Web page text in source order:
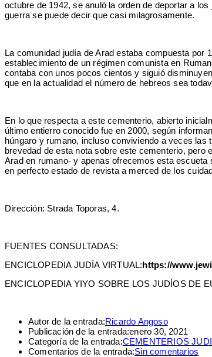
octubre de 1942, se anuló la orden de deportar a
guerra se puede decir que casi milagrosamente.
La comunidad judía de Arad estaba compuesta por
establecimiento de un régimen comunista en
contaba con unos pocos cientos y siguió
que en la actualidad el número de hebreos sea
En lo que respecta a este cementerio, abierto
último entierro conocido fue en 2000, según
húngaro y rumano, incluso conviviendo a veces las
brevedad de esta nota sobre este cementerio,
Arad en rumano- y apenas ofrecemos esta
en perfecto estado de revista a merced de los
Dirección: Strada Toporas, 4.
FUENTES CONSULTADAS:
ENCICLOPEDIA JUDÍA VIRTUAL:https://
ENCICLOPEDIA YIYO SOBRE LOS JUDÍOS DE
Autor de la entrada:Ricardo Angoso
Publicación de la entrada:enero 30, 2021
Categoría de la entrada:CEMENTERIOS
Comentarios de la entrada:Sin comentarios